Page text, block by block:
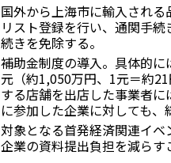
国外から上海市に輸入され
リスト登録を行い、通関手
続きを免除する。
補助金制度の導入。具体的
元（約1,050万円、1元＝約
する店舗を出店した事業者
に参加した企業に対しても、
対象となる首発経済関連イベ
企業の資料提出負担を減らす